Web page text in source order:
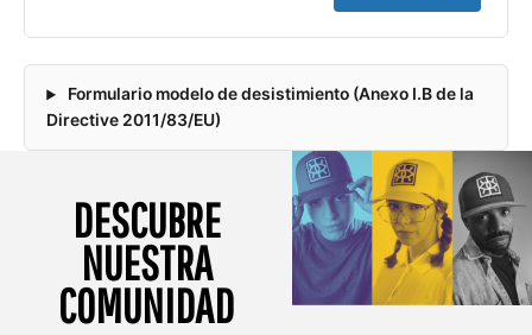
Formulario modelo de desistimiento (Anexo I.B de la
Directive 2011/83/EU)
DESCUBRE
NUESTRA
COMUNIDAD